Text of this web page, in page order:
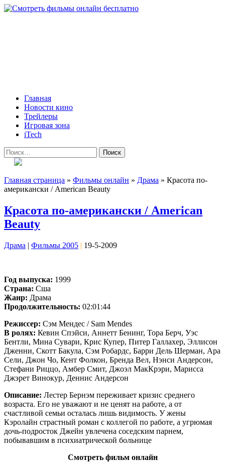
Skip
Primary
Menu
Главная
Новости кино
Трейлеры
Игровая зона
iTech
Найти:
Главная страница » Фильмы онлайн » Драма » Красота по-
американски / American Beauty
Красота по-американски / American
Beauty
Драма | Фильмы 2005 | 19-5-2009
Год выпуска: 1999
Страна: Сша
Жанр: Драма
Продолжительность: 02:01:44
Режиссер: Сэм Мендес / Sam Mendes
В ролях: Кевин Спэйси, Аннетт Бенинг, Тора Берч, Уэс
Бентли, Мина Сувари, Крис Купер, Питер Галлахер, Эллисон
Дженни, Скотт Бакула, Сэм Робардс, Барри Дель Шерман, Ара
Сели, Джон Чо, Кент Фолкон, Бренда Вел, Нэнси Андерсон,
Стефани Риццо, Амбер Смит, Джоэл МакКрэри, Марисса
Джэрет Винокур, Деннис Андерсон
Описание: Лестер Бернэм переживает кризис среднего
возраста. Его не уважают и не ценят на работе, а от
счастливой семьи осталась лишь видимость. У жены
Кэролайн страстный роман с коллегой по работе, а угрюмая
дочь-подросток Джейн увлечена соседским парнем,
побывавшим в психиатрической больнице
Смотреть фильм онлайн